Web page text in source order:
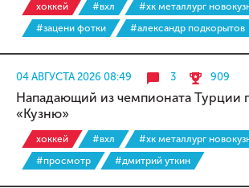
хоккей #вхл
#хк металлург
#зацени фотки
#александр подкорытов
04 АВГУСТА 2026 08:49 3 909
Нападающий из чемпионата Турции
«Кузню»
хоккей #вхл
#хк металлург
#просмотр
#дмитрий уткин